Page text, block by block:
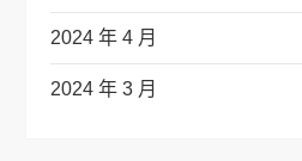
2024 年 4 月
2024 年 3 月